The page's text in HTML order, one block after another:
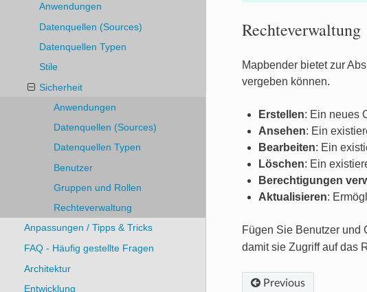
Anwendungen
Datenquellen (Sources)
Datenquellen Typen
Stile
Sicherheit
Anwendungen
Datenquellen (Sources)
Datenquellen Typen
Benutzer
Gruppen und Rollen
Rechteverwaltung
Anpassungen / Tipps & Tricks
FAQ - Häufig gestellte Fragen
Architektur
Entwicklung
Rechteverwaltung
Mapbender bietet zur
vergeben können.
Erstellen: Ein neues
Ansehen: Ein
Bearbeiten: Ein
Löschen: Ein
Berechtigungen
Aktualisieren:
Fügen Sie Benutzer und
damit sie Zugriff auf das
Previous